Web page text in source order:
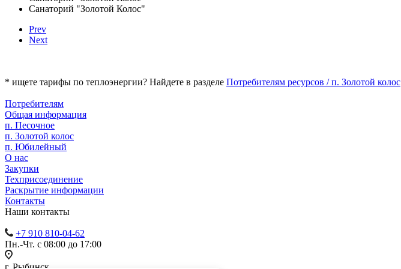
Санаторий "Золотой Колос"
Prev
Next
* ищете тарифы по теплоэнергии? Найдете в разделе Потребителям ресурсов / п. Золотой колос
Потребителям
Общая информация
п. Песочное
п. Золотой колос
п. Юбилейный
О нас
Закупки
Техприсоединение
Раскрытие информации
Контакты
Наши контакты
+7 910 810-04-62
Пн.-Чт. с 08:00 до 17:00
г. Рыбинск,